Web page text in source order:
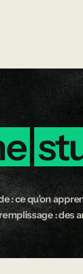
: ce qu’on
: des